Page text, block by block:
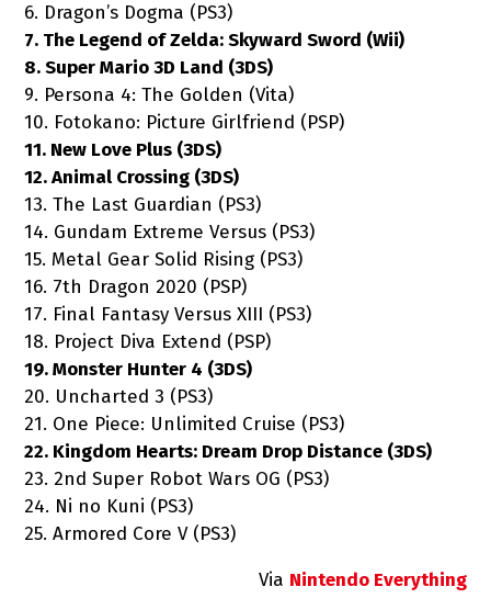
6. Dragon’s Dogma (PS3)
7. The Legend of Zelda: Skyward Sword (Wii)
8. Super Mario 3D Land (3DS)
9. Persona 4: The Golden (Vita)
10. Fotokano: Picture Girlfriend (PSP)
11. New Love Plus (3DS)
12. Animal Crossing (3DS)
13. The Last Guardian (PS3)
14. Gundam Extreme Versus (PS3)
15. Metal Gear Solid Rising (PS3)
16. 7th Dragon 2020 (PSP)
17. Final Fantasy Versus XIII (PS3)
18. Project Diva Extend (PSP)
19. Monster Hunter 4 (3DS)
20. Uncharted 3 (PS3)
21. One Piece: Unlimited Cruise (PS3)
22. Kingdom Hearts: Dream Drop Distance (3DS)
23. 2nd Super Robot Wars OG (PS3)
24. Ni no Kuni (PS3)
25. Armored Core V (PS3)
Via Nintendo Everything